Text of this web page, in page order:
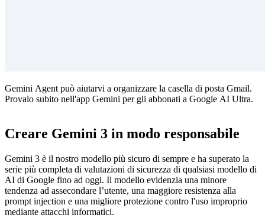
Gemini Agent può aiutarvi a organizzare la casella di posta Gmail.
Provalo subito nell'app Gemini per gli abbonati a Google AI Ultra.
Creare Gemini 3 in modo responsabile
Gemini 3 è il nostro modello più sicuro di sempre e ha superato la
serie più completa di valutazioni di sicurezza di qualsiasi modello di
AI di Google fino ad oggi. Il modello evidenzia una minore
tendenza ad assecondare l’utente, una maggiore resistenza alla
prompt injection e una migliore protezione contro l'uso improprio
mediante attacchi informatici.